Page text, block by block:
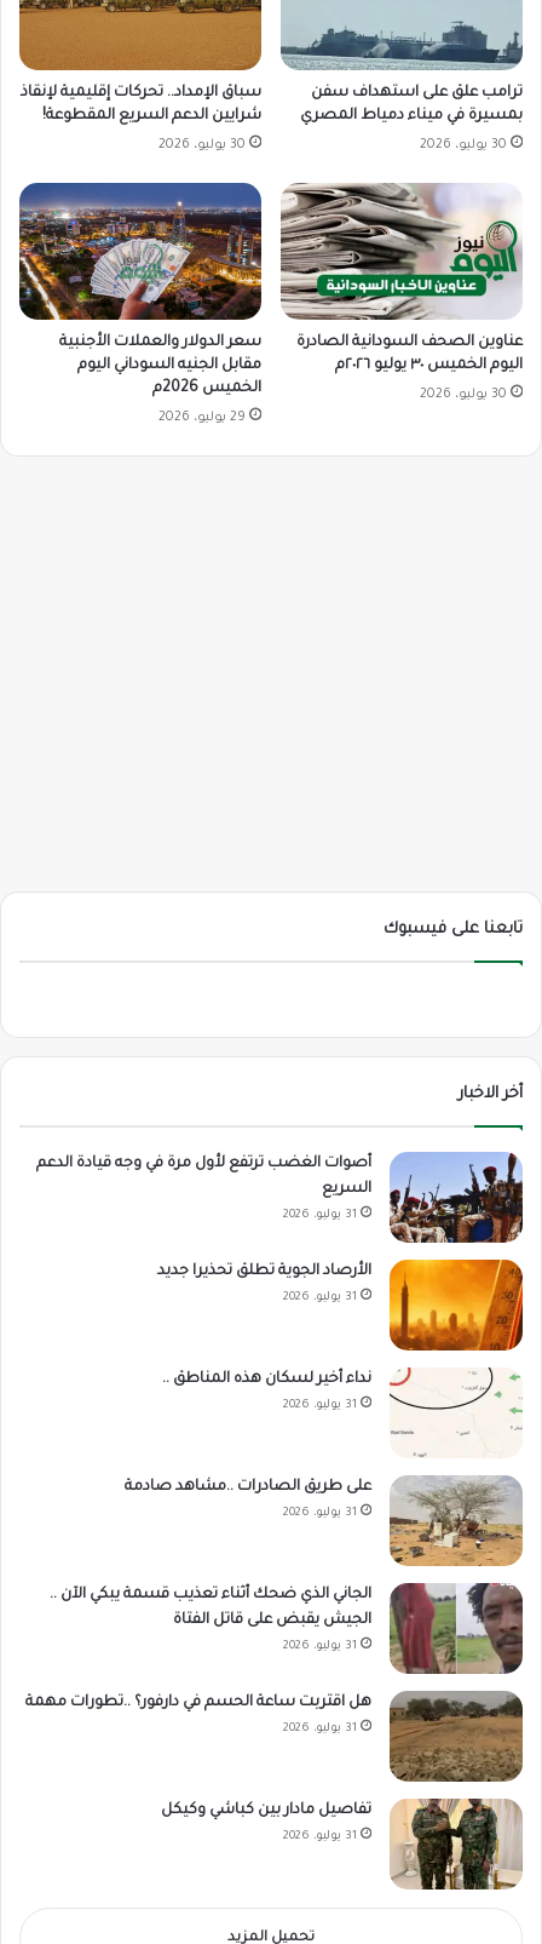
ترامب علق على استهداف سفن
بمسيرة في ميناء دمياط المصري
30 يوليو، 2026
سباق الإمداد.. تحركات إقليمية لإنقاذ
شرايين الدعم السريع المقطوعة!
30 يوليو، 2026
عناوين الصحف السودانية الصادرة
اليوم الخميس ٣٠ يوليو ٢٠٢٦م
30 يوليو، 2026
سعر الدولار والعملات الأجنبية
مقابل الجنيه السوداني اليوم
الخميس 2026م
29 يوليو، 2026
تابعنا على فيسبوك
أخر الاخبار
أصوات الغضب ترتفع لأول مرة في وجه قيادة الدعم
السريع
31 يوليو، 2026
الأرصاد الجوية تطلق تحذيرا جديد
31 يوليو، 2026
نداء أخير لسكان هذه المناطق ..
31 يوليو، 2026
على طريق الصادرات ..مشاهد صادمة
31 يوليو، 2026
الجاني الذي ضحك أثناء تعذيب قسمة يبكي الآن ..
الجيش يقبض على قاتل الفتاة
31 يوليو، 2026
هل اقتربت ساعة الحسم في دارفور؟ ..تطورات مهمة
31 يوليو، 2026
تفاصيل مادار بين كباشي وكيكل
31 يوليو، 2026
تحميل المزيد